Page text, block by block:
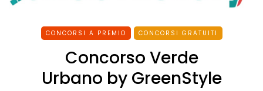
CONCORSI A PREMIO CONCORSI GRATUITI
Concorso Verde
Urbano by GreenStyle